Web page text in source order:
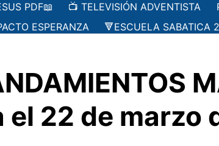
PDF📖 📺 TELEVISIÓN ADVENTISTA
ESPERANZA
🔻ESCUELA SABATICA
el 22 de marzo